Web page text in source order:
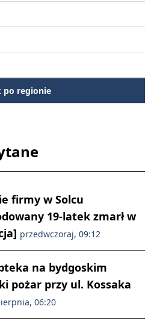
po regionie
firmy w Solcu
19-latek zmarł w
przedwczoraj, 09:12
na bydgoskim
pożar przy ul. Kossaka
06:20